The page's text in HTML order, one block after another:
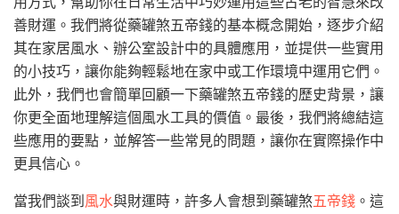
善財運。我們將從藥罐煞五帝錢的基本概念開始，逐步介紹
其在家居風水、辦公室設計中的具體應用，並提供一些實用
的小技巧，讓你能夠輕鬆地在家中或工作環境中運用它們。
此外，我們也會簡單回顧一下藥罐煞五帝錢的歷史背景，讓
你更全面地理解這個風水工具的價值。最後，我們將總結這
些應用的要點，並解答一些常見的問題，讓你在實際操作中
更具信心。
當我們談到 風水與財運時，許多人會想到藥罐煞五帝錢 。這